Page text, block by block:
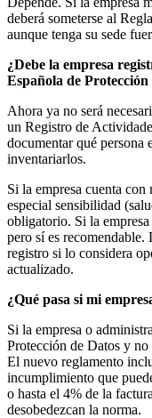
deberá someterse al
aunque tenga su sede
¿Debe la empresa
Española de
Ahora ya no será
un Registro de
documentar qué persona
inventariarlos.
Si la empresa cuenta con
especial sensibilidad
obligatorio. Si la
pero sí es
registro si lo considera
actualizado.
¿Qué pasa si mi
Si la empresa o
Protección de Datos y
El nuevo reglamento
incumplimiento que
o hasta el 4% de la
desobedezcan la norma.